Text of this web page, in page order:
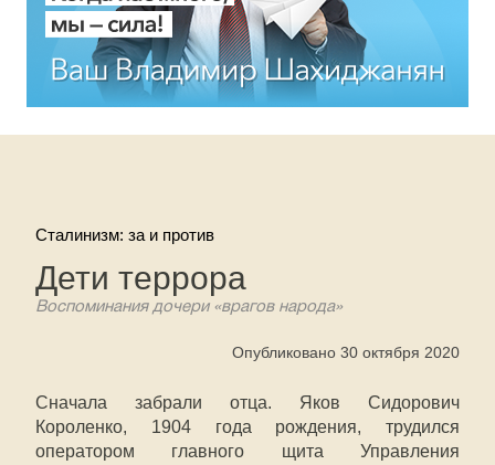
Сталинизм: за и против
Дети террора
Воспоминания дочери «врагов народа»
Опубликовано 30 октября 2020
Сначала забрали отца. Яков Сидорович
Короленко, 1904 года рождения, трудился
оператором главного щита Управления